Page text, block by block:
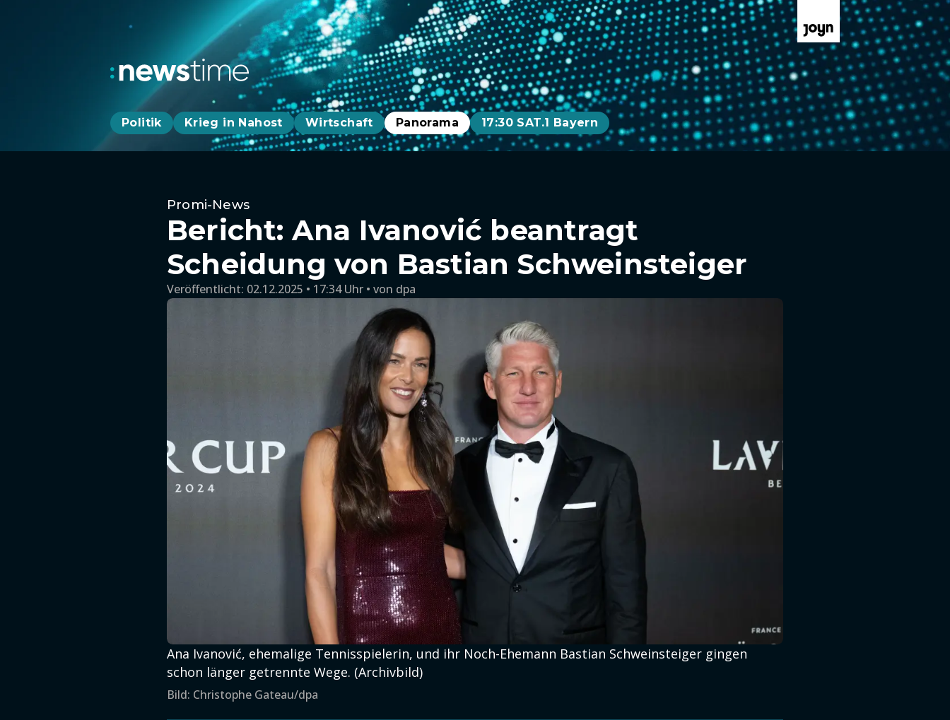
Politik Krieg in Nahost Wirtschaft Panorama 17:30 SAT.1 Bayern
Promi-News
Bericht: Ana Ivanović beantragt
Scheidung von Bastian Schweinsteiger
Veröffentlicht: 02.12.2025 • 17:34 Uhr von dpa
Ana Ivanović, ehemalige Tennisspielerin, und ihr Noch-Ehemann Bastian Schweinsteiger gingen
schon länger getrennte Wege. (Archivbild)
Bild: Christophe Gateau/dpa